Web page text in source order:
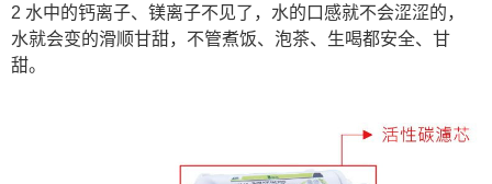
2 水中的钙离子、镁离子不见了，水的口感就不会涩涩的，
水就会变的滑顺甘甜，不管煮饭、泡茶、生喝都安全、甘
甜。